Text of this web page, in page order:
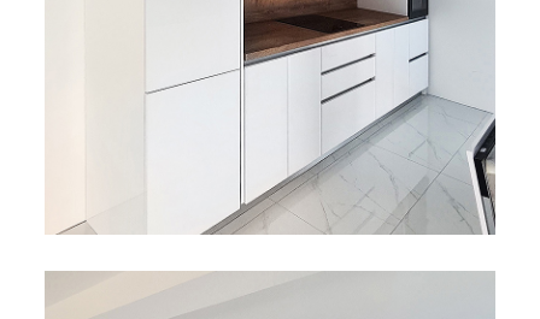
galanterija
Elektromaterijal
Vijčana
roba
Okovi
za
namještaj